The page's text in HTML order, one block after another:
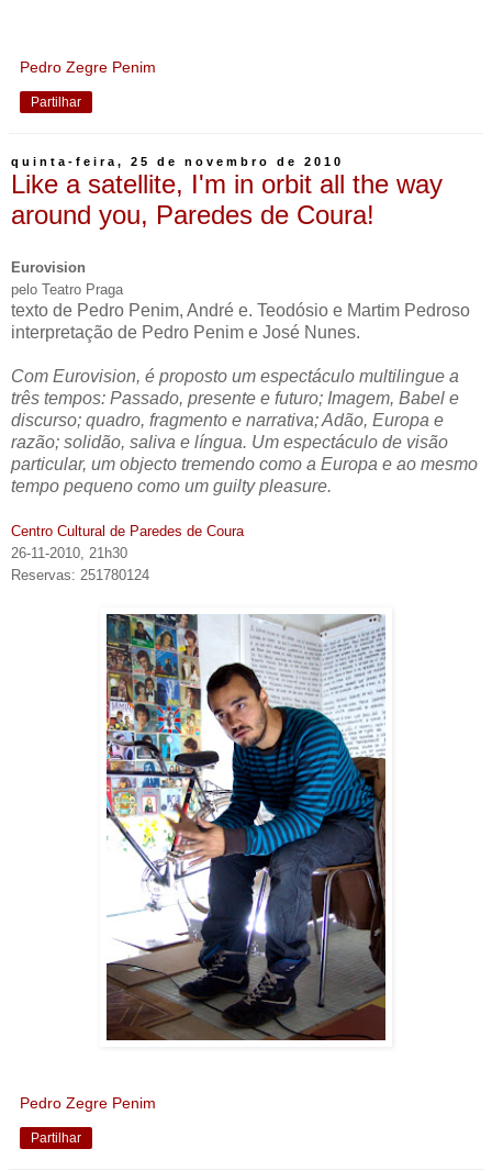
Pedro Zegre Penim
Partilhar
quinta-feira, 25 de novembro de 2010
Like a satellite, I'm in orbit all the way
around you, Paredes de Coura!
Eurovision
pelo Teatro Praga
texto de Pedro Penim, André e. Teodósio e Martim Pedroso
interpretação de Pedro Penim e José Nunes.
Com Eurovision, é proposto um espectáculo multilingue a
três tempos: Passado, presente e futuro; Imagem, Babel e
discurso; quadro, fragmento e narrativa; Adão, Europa e
razão; solidão, saliva e língua. Um espectáculo de visão
particular, um objecto tremendo como a Europa e ao mesmo
tempo pequeno como um guilty pleasure.
Centro Cultural de Paredes de Coura
26-11-2010, 21h30
Reservas: 251780124
Pedro Zegre Penim
Partilhar